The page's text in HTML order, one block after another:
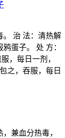
。 治 法：清热解
蛋子。 处 方：
，每日一剂，
之，吞服，每日
兼血分热毒，